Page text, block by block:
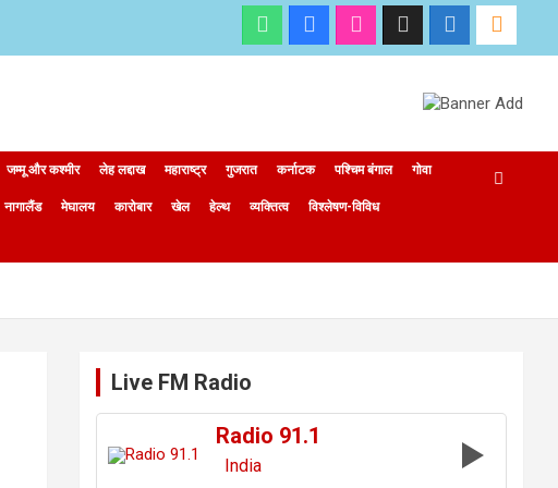
जम्मू और कश्मीर लेह लद्दाख महाराष्ट्र गुजरात कर्नाटक पश्चिम बंगाल गोवा
नागालैंड मेघालय कारोबार खेल हेल्थ व्यक्तित्व विश्लेषण-विविध
Live FM Radio
Radio 91.1
India